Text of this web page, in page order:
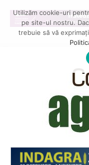
Utilizăm cookie-uri
pe site-ul nostru.
trebuie să vă